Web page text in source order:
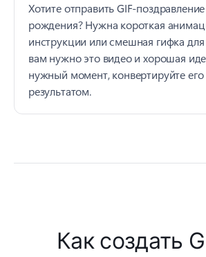
Хотите отправить GIF-
рождения? Нужна короткая
инструкции или смешная гифка
вам нужно это видео и хорошая
нужный момент, конвертируйте его
результатом.
Как создать